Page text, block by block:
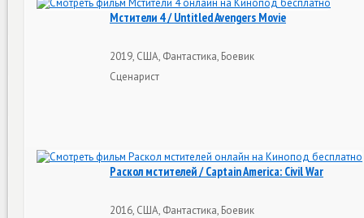
Мстители 4 / Untitled Avengers Movie
2019, США, Фантастика, Боевик
Сценарист
Раскол мстителей / Captain America: Civil War
2016, США, Фантастика, Боевик